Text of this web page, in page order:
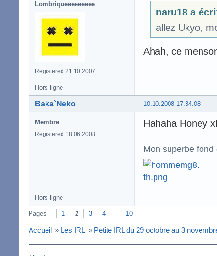
Lombriqueeeeeeeee
Registered 21.10.2007
naru18 a
allez Ukyo,
Ahah, ce
Hors ligne
10.10.2008 17:34:08
Baka`Neko
Membre
Registered 18.06.2008
Hahaha Honey
Mon superbe fond
Hors ligne
Pages 1 2 3 4 10
Accueil » Les IRL » Petite IRL du 29 octobre au 3